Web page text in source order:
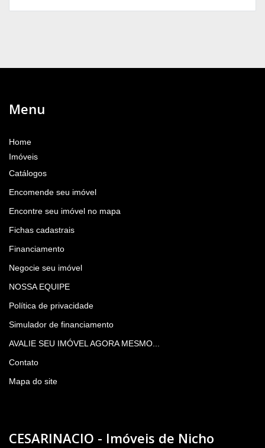
Menu
Home
Imóveis
Catálogos
Encomende seu imóvel
Encontre seu imóvel no mapa
Fichas cadastrais
Financiamento
Negocie seu imóvel
NOSSA EQUIPE
Política de privacidade
Simulador de financiamento
AVALIE SEU IMÓVEL AGORA MESMO...
Contato
Mapa do site
CESARINACIO - Imóveis de Nicho